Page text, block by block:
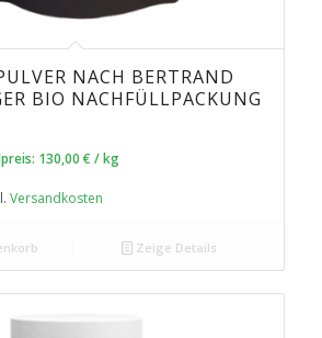
NACH BERTRAND
BIO NACHFÜLLPACKUNG
130,00 € /kg
Versandkosten
Zeige Details